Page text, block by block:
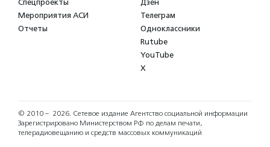
Спецпроекты
Мероприятия АСИ
Отчеты
Дзен
Телеграм
Одноклассники
Rutube
YouTube
X
© 2010 – 2026. Сетевое издание Агентство социальной информации
Зарегистрировано Министерством РФ по делам печати,
телерадиовещанию и средств массовых коммуникаций